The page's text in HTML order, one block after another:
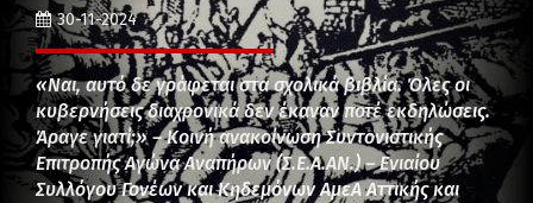
30-11-2024
«Ναι, αυτό δε γράφεται στα σχολικά βιβλία. Όλες οι
κυβερνήσεις διαχρονικά δεν έκαναν ποτέ εκδηλώσεις.
Άραγε γιατί;» – Κοινή ανακοίνωση Συντονιστικής
Επιτροπής Αγώνα Αναπήρων (Σ.Ε.Α.ΑΝ.) – Ενιαίου
Συλλόγου Γονέων και Κηδεμόνων ΑμεΑ Αττικής και